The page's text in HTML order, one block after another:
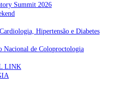
Summit 2026
Hipertensão e Diabetes
Nacional de Coloproctologia
LINK